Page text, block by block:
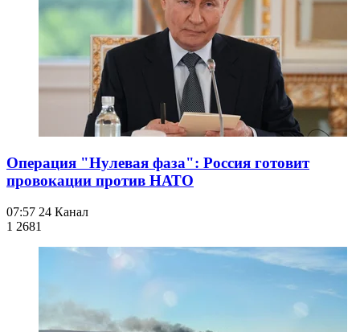
Операция "Нулевая фаза": Россия готовит
провокации против НАТО
07:57 24 Канал
1 2681